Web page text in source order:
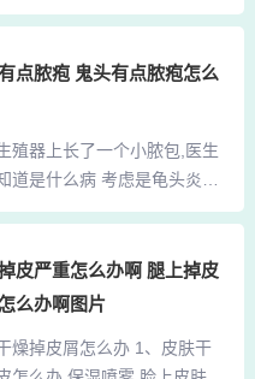
肿形成的红色的斑块。除此
腿上都出现暗红的斑点可能
几种原因： 过敏性皮炎：如
、花粉等，可能会导致皮肤
敏反应，从而出现上述症...
病建议去正规专业的皮肤科
院是比较多的，但凡是正规
是比较合适的。吉林大学第
2、吉大二院皮肤科是吉林省
。但有的医生开药特别过
议挂夏建新副主任的号。吉
肤科比较好 你的皮肤属于敏
，主要保护吧 调理好饮食和
华山皮肤病医院位于吉林省
点脓疱 鬼头有点脓疱怎么
殖器上长了一个小脓包,医生
道是什么病 考虑是龟头炎的
多由包茎、包皮过长引起，
液刺激或少数机械怀损伤往
包皮变红肿，且有黄色的分
肿，这就是典型的急性包皮
皮严重怎么办啊 腿上掉皮
么办啊图片
燥掉皮屑怎么办 1、皮肤干